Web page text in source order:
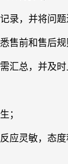
录，并将问
售前和售后规
汇总，并及时
；
应灵敏，态